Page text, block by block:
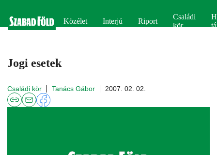
Közélet Interjú Riport
Családi
kör
Jogi esetek
Családi kör Tanács Gábor 2007. 02. 02.